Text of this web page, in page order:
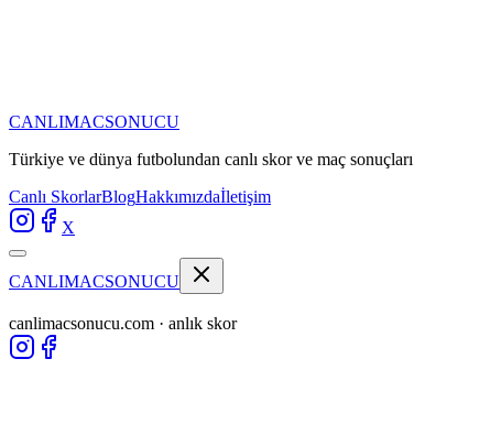
CANLIMACSONUCU
Türkiye ve dünya futbolundan canlı skor ve maç sonuçları
Canlı SkorlarBlogHakkımızdaİletişim
X
CANLIMACSONUCU
canlimacsonucu.com · anlık skor